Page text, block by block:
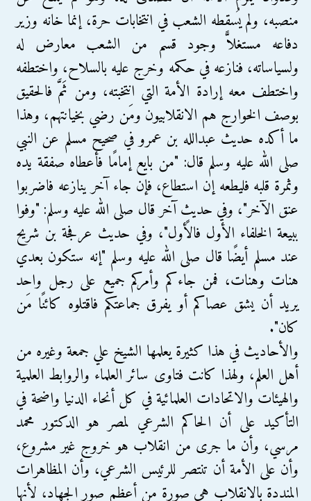
منصبه، ولم يُسقطه الشعب في انتخابات حرة، إنما خانه وزير
دفاعه مستغلاًّ وجود قسم من الشعب معارض له
ولسياساته، فنازعه في حكمه وخرج عليه بالسلاح، واختطفه
واختطف معه إرادة الأمة التي انتخبته، ومن ثَمَّ فالحقيق
بوصف الخوارج هم الانقلابيون ومَن رضي بخيانتهم، وهذا
ما أكده حديث عبدالله بن عمرو في صحيح مسلم عن النبي
صلى الله عليه وسلم قال: "من بايع إمامًا فأعطاه صفقة يده
وثمرة قلبه فليطعه إن استطاع، فإن جاء آخر ينازعه فاضربوا
عنق الآخر"، وفي حديثٍ آخر قال صلى الله عليه وسلم: "وفوا
ببيعة الخلفاء الأول فالأول"، وفي حديث عرفجة بن شريح
عند مسلم أيضًا قال صلى الله عليه وسلم "إنه ستكون بعدي
هنات وهنات، فمن جاءكم وأمركم جميع على رجل واحد
يريد أن يشق عصاكم أو يفرق جماعتكم فاقتلوه كائنًا مَن
كان".
والأحاديث في هذا كثيرة يعلمها الشيخ علي جمعة وغيره من
أهل العلم، ولهذا كانت فتاوى سائر العلماء والروابط العلمية
والهيئات والاتحادات العلمائية في كل أنحاء الدنيا واضحة في
التأكيد على أن الحاكم الشرعي لمصر هو الدكتور محمد
مرسي، وأن ما جرى من انقلاب هو خروج غير مشروع،
وأن على الأمة أن تنتصر للرئيس الشرعي، وأن المظاهرات
المنددة بالانقلاب هى صورة من أعظم صور الجهاد، لأنها